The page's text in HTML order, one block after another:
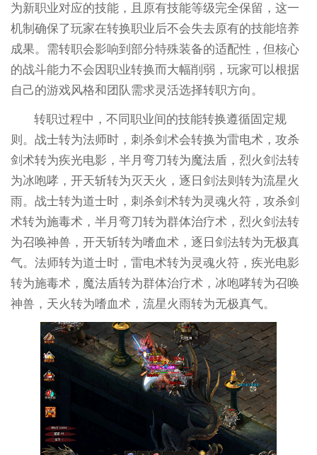
为新职业对应的技能，且原有技能等级完全保留，这一
机制确保了玩家在转换职业后不会失去原有的技能培养
成果。需转职会影响到部分特殊装备的适配性，但核心
的战斗能力不会因职业转换而大幅削弱，玩家可以根据
自己的游戏风格和团队需求灵活选择转职方向。
转职过程中，不同职业间的技能转换遵循固定规
则。战士转为法师时，刺杀剑术会转换为雷电术，攻杀
剑术转为疾光电影，半月弯刀转为魔法盾，烈火剑法转
为冰咆哮，开天斩转为灭天火，逐日剑法则转为流星火
雨。战士转为道士时，刺杀剑术转为灵魂火符，攻杀剑
术转为施毒术，半月弯刀转为群体治疗术，烈火剑法转
为召唤神兽，开天斩转为嗜血术，逐日剑法转为无极真
气。法师转为道士时，雷电术转为灵魂火符，疾光电影
转为施毒术，魔法盾转为群体治疗术，冰咆哮转为召唤
神兽，天火转为嗜血术，流星火雨转为无极真气。